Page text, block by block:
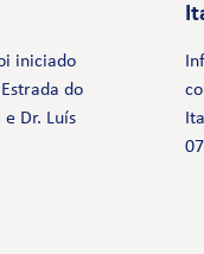
iniciado
do
Dr. Luís